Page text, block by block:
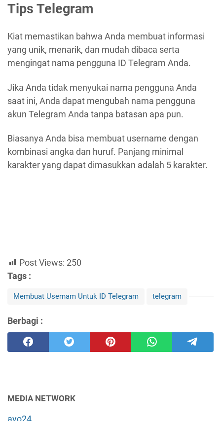
Tips Telegram
Kiat memastikan bahwa Anda membuat informasi
yang unik, menarik, dan mudah dibaca serta
mengingat nama pengguna ID Telegram Anda.
Jika Anda tidak menyukai nama pengguna Anda
saat ini, Anda dapat mengubah nama pengguna
akun Telegram Anda tanpa batasan apa pun.
Biasanya Anda bisa membuat username dengan
kombinasi angka dan huruf. Panjang minimal
karakter yang dapat dimasukkan adalah 5 karakter.
Post Views: 250
Tags :
Membuat Usernam Untuk ID Telegram telegram
Berbagi :
MEDIA NETWORK
ayo24